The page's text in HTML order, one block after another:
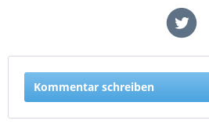
Kommentar schreiben